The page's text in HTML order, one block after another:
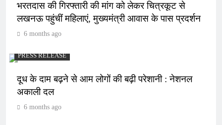
भरतदास की गिरफ्तारी की मांग को लेकर चित्रकूट से
लखनऊ पहुंचीं महिलाएं, मुख्यमंत्री आवास के पास प्रदर्शन
6 months ago
PRESS RELEASE
दूध के दाम बढ़ने से आम लोगों की बढ़ी परेशानी : नेशनल
अकाली दल
6 months ago